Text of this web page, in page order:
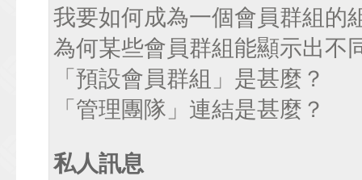
我要如何成為一個會員群組的
為何某些會員群組能顯示出不
「預設會員群組」是甚麼？
「管理團隊」連結是甚麼？
私人訊息